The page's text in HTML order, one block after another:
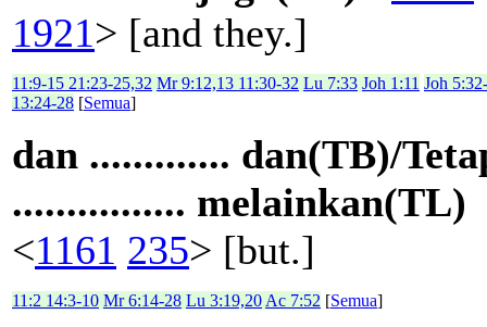
1921> [and they.]
11:9-15 21:23-25,32 Mr 9:12,13 11:30-32 Lu 7:33 Joh 1:11 Joh
13:24-28 [Semua]
dan ............. dan(TB)/
................ melainkan(TL)
<1161 235> [but.]
11:2 14:3-10 Mr 6:14-28 Lu 3:19,20 Ac 7:52 [Semua]